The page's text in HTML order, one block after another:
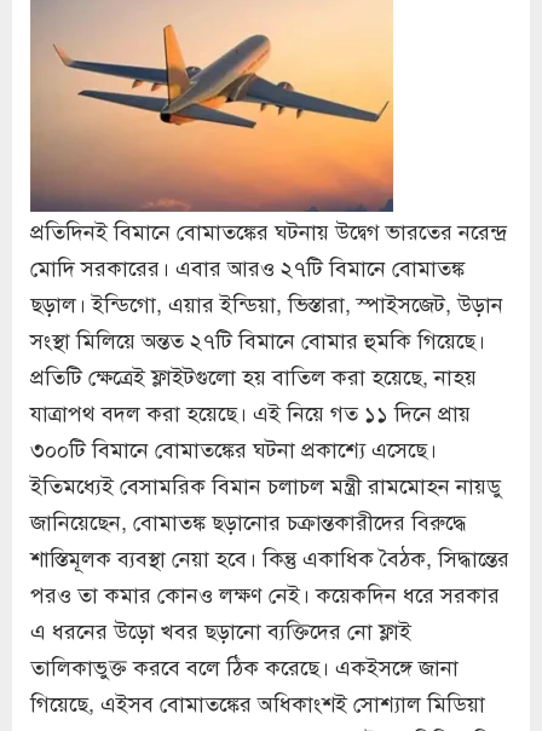
প্রতিদিনই বিমানে বোমাতঙ্কের ঘটনায় উদ্বেগ ভারতের নরেন্দ্র
মোদি সরকারের। এবার আরও ২৭টি বিমানে বোমাতঙ্ক
ছড়াল। ইন্ডিগো, এয়ার ইন্ডিয়া, ভিস্তারা, স্পাইসজেট, উড়ান
সংস্থা মিলিয়ে অন্তত ২৭টি বিমানে বোমার হুমকি গিয়েছে।
প্রতিটি ক্ষেত্রেই ফ্লাইটগুলো হয় বাতিল করা হয়েছে, নাহয়
যাত্রাপথ বদল করা হয়েছে। এই নিয়ে গত ১১ দিনে প্রায়
৩০০টি বিমানে বোমাতঙ্কের ঘটনা প্রকাশ্যে এসেছে।
ইতিমধ্যেই বেসামরিক বিমান চলাচল মন্ত্রী রামমোহন নায়ডু
জানিয়েছেন, বোমাতঙ্ক ছড়ানোর চক্রান্তকারীদের বিরুদ্ধে
শাস্তিমূলক ব্যবস্থা নেয়া হবে। কিন্তু একাধিক বৈঠক, সিদ্ধান্তের
পরও তা কমার কোনও লক্ষণ নেই। কয়েকদিন ধরে সরকার
এ ধরনের উড়ো খবর ছড়ানো ব্যক্তিদের নো ফ্লাই
তালিকাভুক্ত করবে বলে ঠিক করেছে। একইসঙ্গে জানা
গিয়েছে, এইসব বোমাতঙ্কের অধিকাংশই সোশ্যাল মিডিয়া